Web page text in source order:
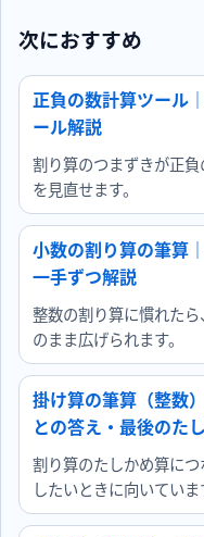
次におすすめ
正負の数計算ツール
ール解説
割り算のつまずきが正
を見直せます。
小数の割り算の筆算
一手ずつ解説
整数の割り算に慣れた
のまま広げられます。
掛け算の筆算（整数
との答え・最後のた
割り算のたしかめ算に
したいときに向いていま